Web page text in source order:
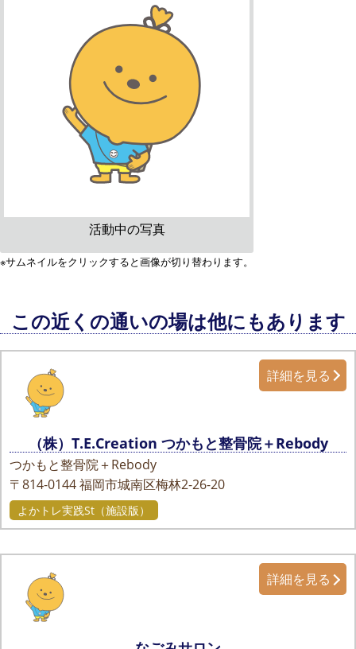
活動中の写真
※サムネイルをクリックすると画像が切り替わります。
この近くの通いの場は他にもあります
（株）T.E.Creation つかもと整骨院＋Rebody
つかもと整骨院＋Rebody
〒814-0144福岡市城南区梅林2-26-20
詳細を見る
よかトレ実践St（施設版）
詳細を見る